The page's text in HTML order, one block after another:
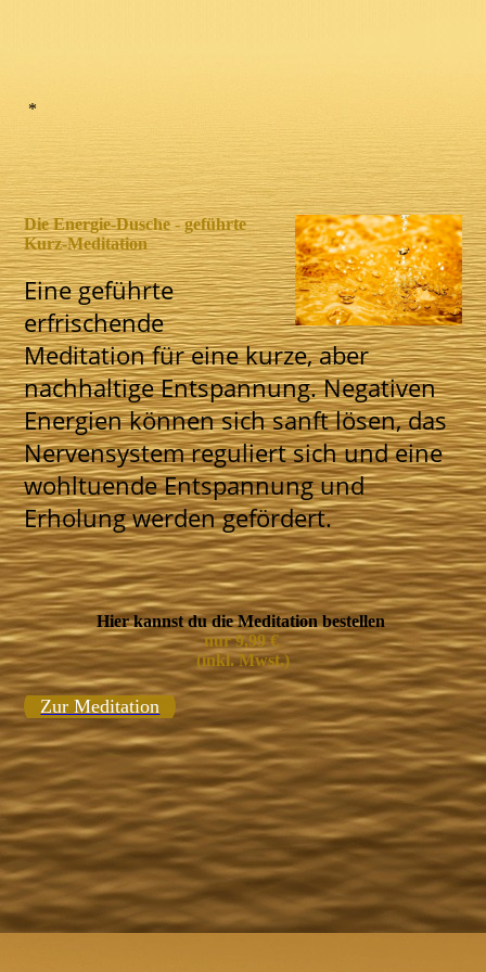
*
Die Energie-Dusche - geführte
Kurz-Meditation
Eine geführte
erfrischende
Meditation für eine kurze, aber
nachhaltige Entspannung. Negativen
Energien können sich sanft lösen, das
Nervensystem reguliert sich und eine
wohltuende Entspannung und
Erholung werden gefördert.
Hier kannst du die Meditation bestellen
nur 9,99 €
(inkl. Mwst.)
Zur Meditation